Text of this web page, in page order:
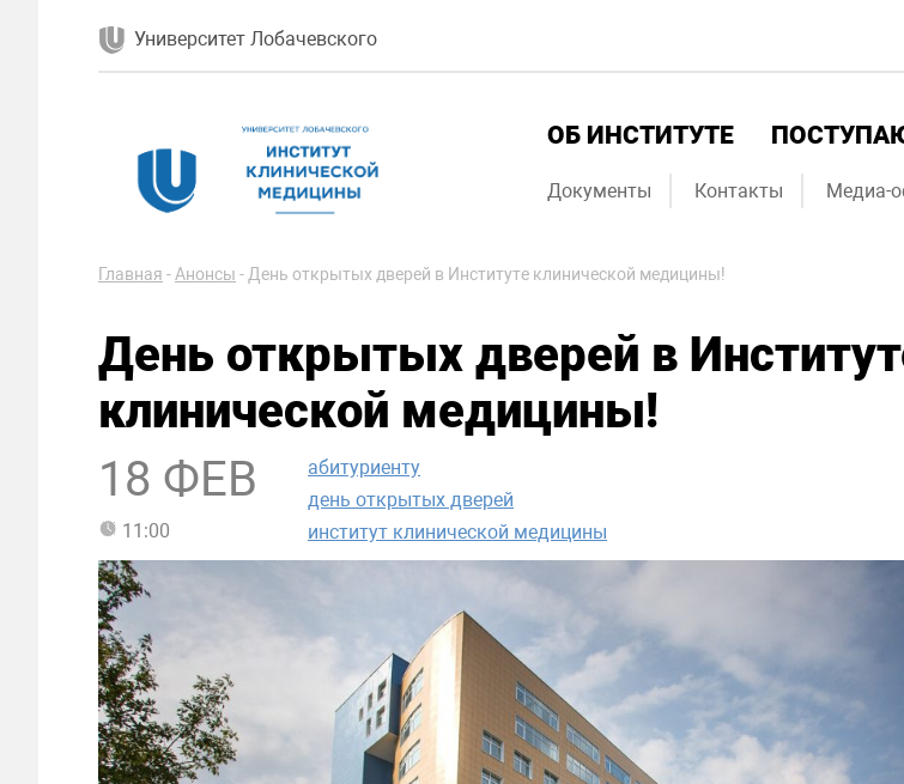
Университет Лобачевского
ОБ ИНСТИТУТЕ
Документы Контакты Медиа-
Главная -Анонсы -День открытых дверей в Институте клинической медицины!
День открытых дверей в
клинической медицины!
18 ФЕВ
11:00
абитуриенту
день открытых дверей
институт клинической медицины